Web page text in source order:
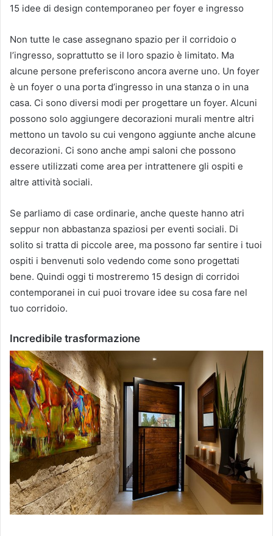
15 idee di design contemporaneo per foyer e ingresso
Non tutte le case assegnano spazio per il corridoio o
l’ingresso, soprattutto se il loro spazio è limitato. Ma
alcune persone preferiscono ancora averne uno. Un foyer
è un foyer o una porta d’ingresso in una stanza o in una
casa. Ci sono diversi modi per progettare un foyer. Alcuni
possono solo aggiungere decorazioni murali mentre altri
mettono un tavolo su cui vengono aggiunte anche alcune
decorazioni. Ci sono anche ampi saloni che possono
essere utilizzati come area per intrattenere gli ospiti e
altre attività sociali.
Se parliamo di case ordinarie, anche queste hanno atri
seppur non abbastanza spaziosi per eventi sociali. Di
solito si tratta di piccole aree, ma possono far sentire i tuoi
ospiti i benvenuti solo vedendo come sono progettati
bene. Quindi oggi ti mostreremo 15 design di corridoi
contemporanei in cui puoi trovare idee su cosa fare nel
tuo corridoio.
Incredibile trasformazione